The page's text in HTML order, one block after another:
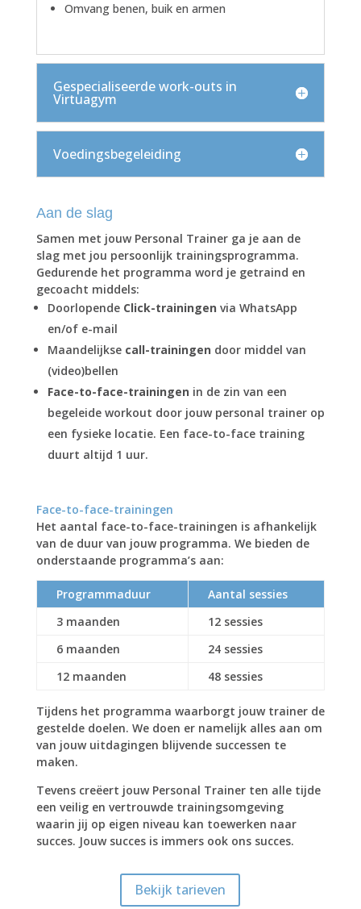
Omvang benen, buik en armen
Gespecialiseerde work-outs in
Virtuagym
Voedingsbegeleiding
Aan de slag
Samen met jouw Personal Trainer ga je aan de
slag met jou persoonlijk trainingsprogramma.
Gedurende het programma word je getraind en
gecoacht middels:
Doorlopende Click-trainingen via WhatsApp
en/of e-mail
Maandelijkse call-trainingen door middel van
(video)bellen
Face-to-face-trainingen in de zin van een
begeleide workout door jouw personal trainer op
een fysieke locatie. Een face-to-face training
duurt altijd 1 uur.
Face-to-face-trainingen
Het aantal face-to-face-trainingen is afhankelijk
van de duur van jouw programma. We bieden de
onderstaande programma’s aan:
Programmaduur
Aantal sessies
3 maanden
12 sessies
6 maanden
24 sessies
12 maanden
48 sessies
Tijdens het programma waarborgt jouw trainer de
gestelde doelen. We doen er namelijk alles aan om
van jouw uitdagingen blijvende successen te
maken.
Tevens creëert jouw Personal Trainer ten alle tijde
een veilig en vertrouwde trainingsomgeving
waarin jij op eigen niveau kan toewerken naar
succes. Jouw succes is immers ook ons succes.
Bekijk tarieven